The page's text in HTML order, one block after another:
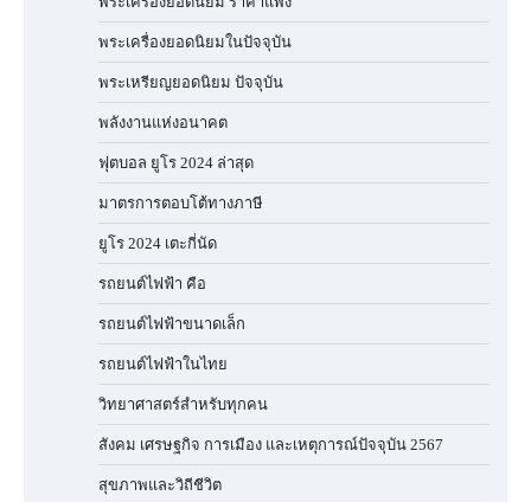
พระเครื่องยอดนิยมในปัจจุบัน
พระเหรียญยอดนิยม ปัจจุบัน
พลังงานแห่งอนาคต
ฟุตบอล ยูโร 2024 ล่าสุด
มาตรการตอบโต้ทางภาษี
ยูโร 2024 เตะกี่นัด
รถยนต์ไฟฟ้า คือ
รถยนต์ไฟฟ้าขนาดเล็ก
รถยนต์ไฟฟ้าในไทย
วิทยาศาสตร์สำหรับทุกคน
สังคม เศรษฐกิจ การเมือง และเหตุการณ์ปัจจุบัน 2567
สุขภาพและวิถีชีวิต